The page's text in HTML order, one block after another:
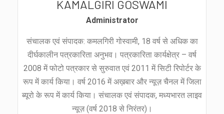
KAMALGIRI GOSWAMI
Administrator
संचालक एवं संपादक: कमलगिरी गोस्वामी, 18 वर्ष से अधिक का
दीर्घकालीन पत्रकारिता अनुभव। पत्रकारिता कार्यक्षेत्र – वर्ष
2008 में फोटो पत्रकार से सुरुवात एवं 2011 में सिटी रिपोर्टर के
रूप में कार्य किया। वर्ष 2016 में अख़बार और न्यूज़ चैनल में जिला
ब्यूरो के रूप में कार्य किया। संचालक एवं संपादक, मध्यभारत लाइव
न्यूज़ (वर्ष 2018 से निरंतर)।